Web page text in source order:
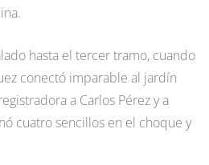
hasta el tercer tramo, cuando
conectó imparable al jardín
a Carlos Pérez y a
cuatro sencillos en el choque y